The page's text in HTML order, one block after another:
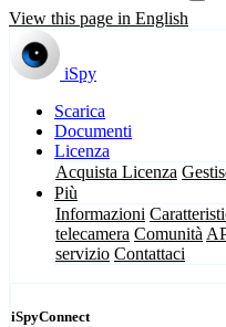
View this page in English
iSpy
Scarica
Documenti
Licenza
Acquista Licenza
Più
Informazioni
telecamera Comunità
servizio Contattaci
iSpyConnect